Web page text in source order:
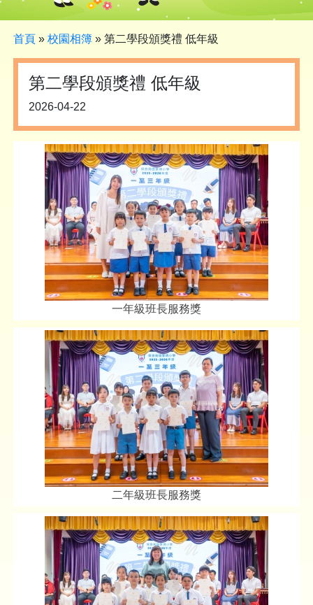
首頁 » 校園相簿 » 第二學段頒獎禮 低年級
第二學段頒獎禮 低年級
2026-04-22
一年級班長服務獎
二年級班長服務獎